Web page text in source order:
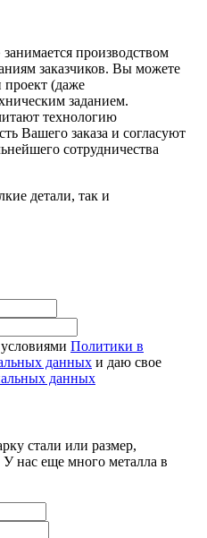
производством
заказчиков. Вы можете
проект (даже
заданием.
технологию
Вашего заказа и согласуют
сотрудничества
детали, так и
Политики в
данных и даю свое
данных
стали или размер,
нас еще много металла в